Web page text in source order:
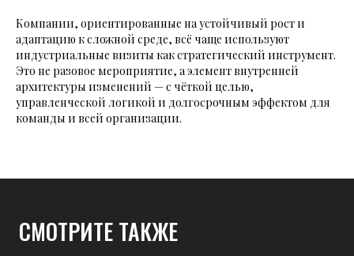
Компании, ориентированные на устойчивый рост и
адаптацию к сложной среде, всё чаще используют
индустриальные визиты как стратегический инструмент.
Это не разовое мероприятие, а элемент внутренней
архитектуры изменений — с чёткой целью,
управленческой логикой и долгосрочным эффектом для
команды и всей организации.
СМОТРИТЕ ТАКЖЕ